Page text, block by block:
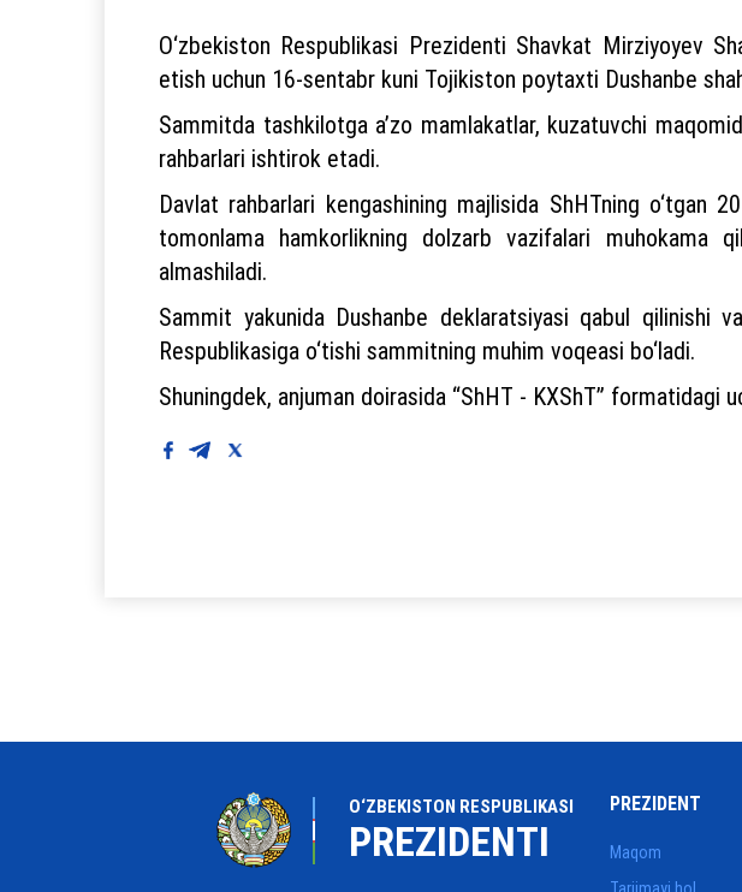
O‘zbekiston Respublikasi Prezidenti Shavkat Mirziyoyev
etish uchun 16-sentabr kuni Tojikiston poytaxti Dushanbe
Sammitda tashkilotga a’zo mamlakatlar, kuzatuvchi
rahbarlari ishtirok etadi.
Davlat rahbarlari kengashining majlisida ShHTning o‘tgan
tomonlama hamkorlikning dolzarb vazifalari muhokama
almashiladi.
Sammit yakunida Dushanbe deklaratsiyasi qabul qilinishi
Respublikasiga o‘tishi sammitning muhim voqeasi bo‘ladi.
Shuningdek, anjuman doirasida “ShHT - KXShT” formatidagi
O‘ZBEKISTON RESPUBLIKASI
PREZIDENTI
PREZIDENT
Maqom